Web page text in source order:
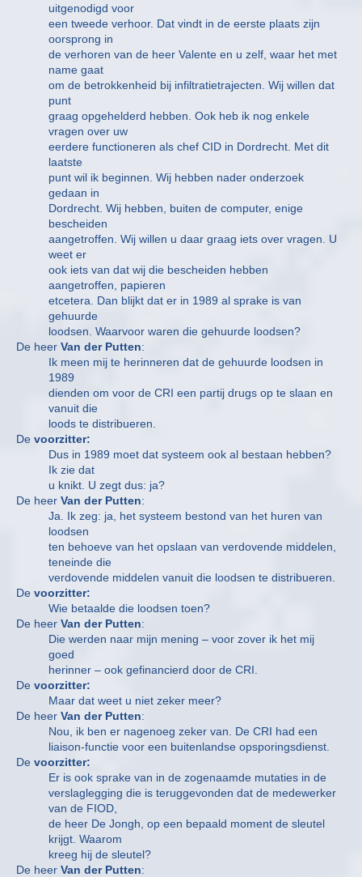
uitgenodigd voor
een tweede verhoor. Dat vindt in de eerste plaats zijn
oorsprong in
de verhoren van de heer Valente en u zelf, waar het met
name gaat
om de betrokkenheid bij infiltratietrajecten. Wij willen dat
punt
graag opgehelderd hebben. Ook heb ik nog enkele
vragen over uw
eerdere functioneren als chef CID in Dordrecht. Met dit
laatste
punt wil ik beginnen. Wij hebben nader onderzoek
gedaan in
Dordrecht. Wij hebben, buiten de computer, enige
bescheiden
aangetroffen. Wij willen u daar graag iets over vragen. U
weet er
ook iets van dat wij die bescheiden hebben
aangetroffen, papieren
etcetera. Dan blijkt dat er in 1989 al sprake is van
gehuurde
loodsen. Waarvoor waren die gehuurde loodsen?
De heer Van der Putten:
Ik meen mij te herinneren dat de gehuurde loodsen in
1989
dienden om voor de CRI een partij drugs op te slaan en
vanuit die
loods te distribueren.
De voorzitter:
Dus in 1989 moet dat systeem ook al bestaan hebben?
Ik zie dat
u knikt. U zegt dus: ja?
De heer Van der Putten:
Ja. Ik zeg: ja, het systeem bestond van het huren van
loodsen
ten behoeve van het opslaan van verdovende middelen,
teneinde die
verdovende middelen vanuit die loodsen te distribueren.
De voorzitter:
Wie betaalde die loodsen toen?
De heer Van der Putten:
Die werden naar mijn mening – voor zover ik het mij
goed
herinner – ook gefinancierd door de CRI.
De voorzitter:
Maar dat weet u niet zeker meer?
De heer Van der Putten:
Nou, ik ben er nagenoeg zeker van. De CRI had een
liaison-functie voor een buitenlandse opsporingsdienst.
De voorzitter:
Er is ook sprake van in de zogenaamde mutaties in de
verslaglegging die is teruggevonden dat de medewerker
van de FIOD,
de heer De Jongh, op een bepaald moment de sleutel
krijgt. Waarom
kreeg hij de sleutel?
De heer Van der Putten: